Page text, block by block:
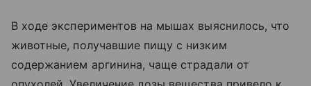
В ходе экспериментов на мышах выяснилось, что
животные, получавшие пищу с низким
содержанием аргинина, чаще страдали от